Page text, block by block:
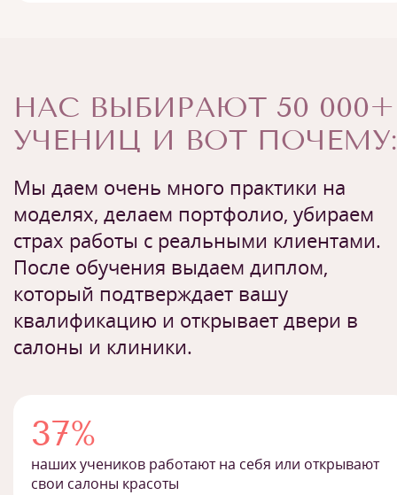
НАС ВЫБИРАЮТ 50 000+
УЧЕНИЦ И ВОТ ПОЧЕМУ:
Мы даем очень много практики на
моделях, делаем портфолио, убираем
страх работы с реальными клиентами.
После обучения выдаем диплом,
который подтверждает вашу
квалификацию и открывает двери в
салоны и клиники.
37%
наших учеников работают на себя или открывают
свои салоны красоты